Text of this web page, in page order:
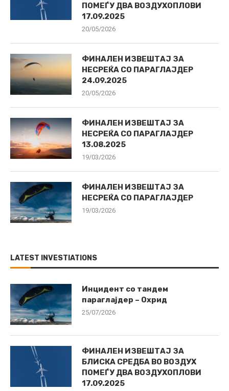
ПОМЕЃУ ДВА ВОЗДУХОПЛОВИ
17.09.2025
20/05/2026
ФИНАЛЕН ИЗВЕШТАЈ ЗА
НЕСРЕЌА СО ПАРАГЛАЈДЕР
24.09.2025
20/05/2026
ФИНАЛЕН ИЗВЕШТАЈ ЗА
НЕСРЕЌА СО ПАРАГЛАЈДЕР
13.08.2025
19/03/2026
ФИНАЛЕН ИЗВЕШТАЈ ЗА
НЕСРЕЌА СО ПАРАГЛАЈДЕР
19/03/2026
LATEST INVESTIATIONS
Инцидент со тандем
параглајдер – Охрид
25/07/2026
ФИНАЛЕН ИЗВЕШТАЈ ЗА
БЛИСКА СРЕДБА ВО ВОЗДУХ
ПОМЕЃУ ДВА ВОЗДУХОПЛОВИ
17.09.2025